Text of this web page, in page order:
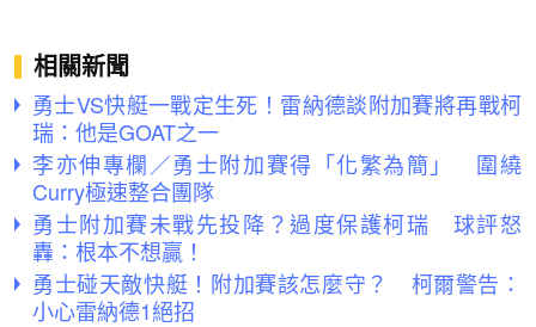
相關新聞
勇士VS快艇一戰定生死！雷納德談附加賽將再戰柯
瑞：他是GOAT之一
李亦伸專欄／勇士附加賽得「化繁為簡」 圍繞
Curry極速整合團隊
勇士附加賽未戰先投降？過度保護柯瑞 球評怒
轟：根本不想贏！
勇士碰天敵快艇！附加賽該怎麼守？ 柯爾警告：
小心雷納德1絕招